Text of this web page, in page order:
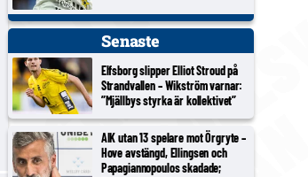
Senaste
Elfsborg slipper Elliot Stroud på
Strandvallen – Wikström varnar:
”Mjällbys styrka är kollektivet”
AIK utan 13 spelare mot Örgryte –
Hove avstängd, Ellingsen och
Papagiannopoulos skadade;